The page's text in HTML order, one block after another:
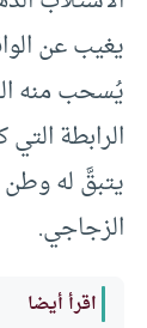
يغيب عن
يُسحب منه
الرابطة
يتبقَّ له
الزجاجي.
اقرأ أيضا